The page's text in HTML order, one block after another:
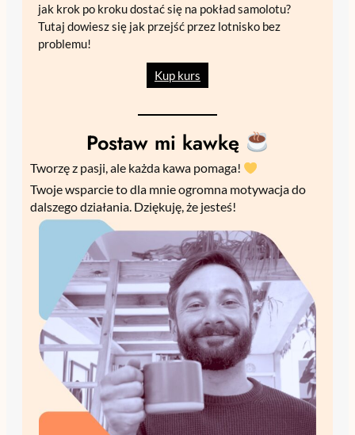
jak krok po kroku dostać się na pokład samolotu?
Tutaj dowiesz się jak przejść przez lotnisko bez
problemu!
Kup kurs
Postaw mi kawkę
Tworzę z pasji, ale każda kawa pomaga!
Twoje wsparcie to dla mnie ogromna motywacja do
dalszego działania. Dziękuję, że jesteś!